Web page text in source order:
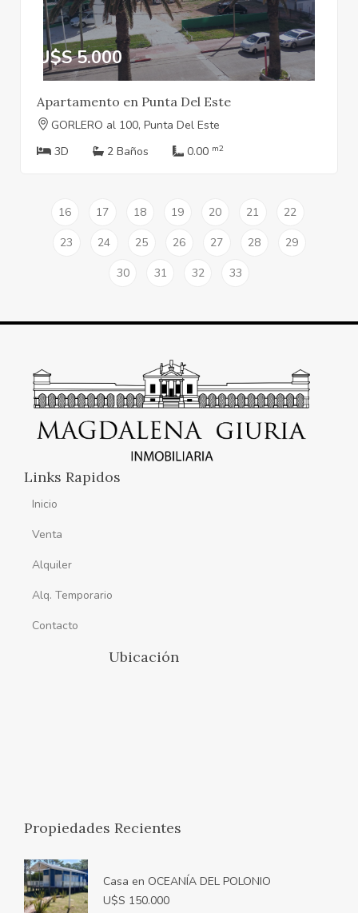
U$S 5.000
Apartamento en Punta Del Este
GORLERO al 100, Punta Del Este
3D
2 Baños 0.00 m2
16 17 18 19 20 21
22
23
24 25 26 27 28
29
30
31 32 33
Links Rapidos
Inicio
Venta
Alquiler
Alq. Temporario
Contacto
Ubicación
Propiedades Recientes
Casa en OCEANÍA DEL POLONIO
U$S 150.000